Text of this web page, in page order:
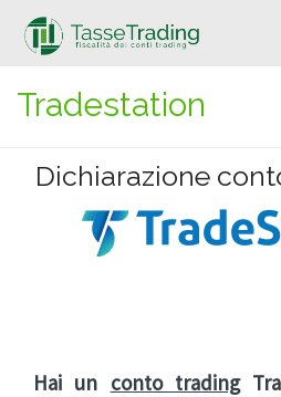
Tradestation
Dichiarazione
Hai un conto trading